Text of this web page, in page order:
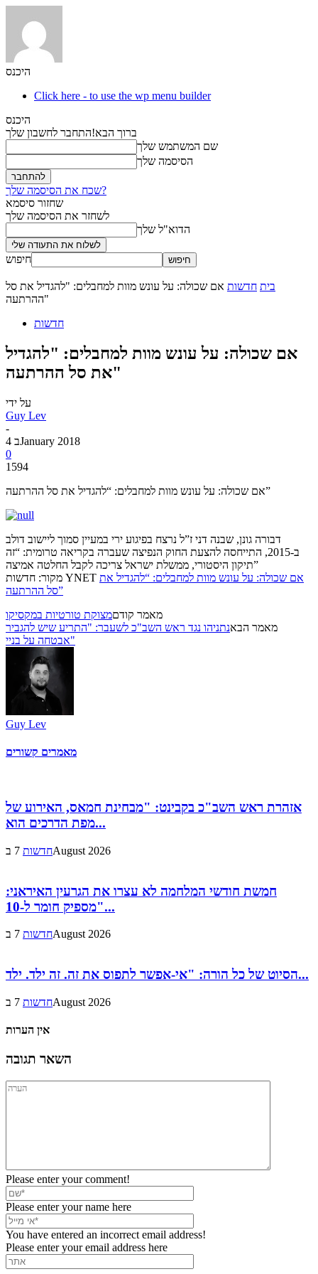
היכנס
Click here - to use the wp menu builder
היכנס
ברוך הבא!התחבר לחשבון שלך
שם המשתמש שלך
הסיסמה שלך
שכח את הסיסמה שלך?
שחזור סיסמא
לשחזר את הסיסמה שלך
הדוא"ל שלך
חיפוש
בית חדשות אם שכולה: על עונש מוות למחבלים: "להגדיל את סל
ההרתעה"
חדשות
אם שכולה: על עונש מוות למחבלים: "להגדיל
את סל ההרתעה"
על ידי
Guy Lev
-
4 בJanuary 2018
0
1594
אם שכולה: על עונש מוות למחבלים: “להגדיל את סל ההרתעה”
דבורה גונן, שבנה דני ז”ל נרצח בפיגוע ירי במעיין סמוך ליישוב דולב
ב-2015, התייחסה להצעת החוק הנפיצה שעברה בקריאה טרומית: “זה
תיקון היסטורי, ממשלת ישראל צריכה לקבל החלטה אמיצה”
מקור: חדשות YNET אם שכולה: על עונש מוות למחבלים: “להגדיל את
סל ההרתעה”
מאמר קודםמצוקת טורטיות במקסיקו
מאמר הבאנתניהו נגד ראש השב"כ לשעבר: "התריע שיש להגביר
אבטחה על בניי"
Guy Lev
מאמרים קשורים
אזהרת ראש השב"כ בקבינט: "מבחינת חמאס, האירוע של
מפת הדרכים הוא...
חדשות7 בAugust 2026
חמשת חודשי המלחמה לא עצרו את הגרעין האיראני:
"מספיק חומר ל-10...
חדשות7 בAugust 2026
הסיוט של כל הורה: "אי-אפשר לתפוס את זה. זה ילד. ילד...
חדשות7 בAugust 2026
אין הערות
השאר תגובה
Please enter your comment!
Please enter your name here
You have entered an incorrect email address!
Please enter your email address here